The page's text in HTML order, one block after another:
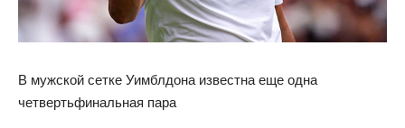
В мужской сетке Уимблдона известна еще одна
четвертьфинальная пара